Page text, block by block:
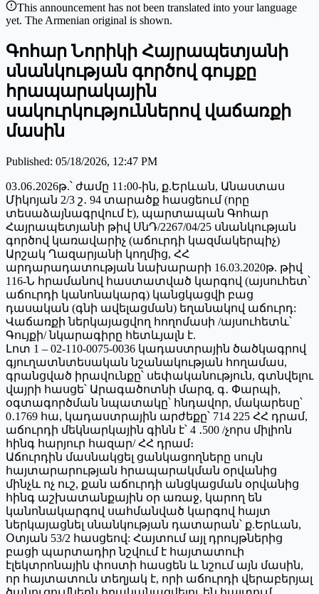
This announcement has not been translated into your language
yet. The Armenian original is shown.
Գոհար Նորիկի Հայրապետյանի
սնանկության գործով գույքը
հրապարակային
սակուրկություններով վաճառքի
մասին
Published: 05/18/2026, 12:47 PM
03․06․2026թ.՝ ժամը 11։00-ին, ք.Երևան, Անաստաս
Միկոյան 2/3 շ․ 94 տարածք հասցեում (որը
տեսաձայնագրվում է), պարտապան Գոհար
Հայրապետյանի թիվ ՍնԴ/2267/04/25 սնանկության
գործով կառավարիչ (աճուրդի կազմակերպիչ)
Արշակ Ղազարյանի կողմից, ՀՀ
արդարադատության նախարարի 16.03.2020թ. թիվ
116-Ն հրամանով հաստատված կարգով (այսուհետ՝
աճուրդի կանոնակարգ) կանցկացվի բաց
դասական (գնի ավելացման) եղանակով աճուրդ:
Վաճառքի ներկայացվող հողոմասի /այսուհետև՝
Գույքի/ նկարագիրը հետևյալն է.
Լոտ 1 – 02-110-0075-0036 կադաստրային ծածկագրով
գյուղատնտեսական նշանակության հողամաս,
գրանցված իրավունքը՝ սեփականություն, գտնվելու
վայրի հասցե՝ Արագածոտնի մարզ, գ․ Փարպի,
օգտագործման նպատակը՝ հնդավոր, մակարեսը՝
0․1769 հա, կադաստրային արժեքը՝ 714 225 ՀՀ դրամ,
աճուրդի մեկնարկային գինն է՝ 4 ․500 /չորս միլիոն
հինգ հարյուր հազար/ ՀՀ դրամ։
Աճուրդին մասնակցել ցանկացողները սույն
հայտարարության հրապարակման օրվանից
մինչև ոչ ուշ, քան աճուրդի անցկացման օրվանից
հինգ աշխատանքային օր առաջ, կարող են
կանոնակարգով սահմանված կարգով հայտ
ներկայացնել սնանկության դատարան՝ ք.Երևան,
Օտյան 53/2 հասցեով: Հայտում այլ դրույթներից
բացի պարտադիր նշվում է հայտատուի
էլեկտրոնային փոստի հասցեն և նշում այն մասին,
որ հայտատուն տեղյակ է, որի աճուրդի վերաբերյալ